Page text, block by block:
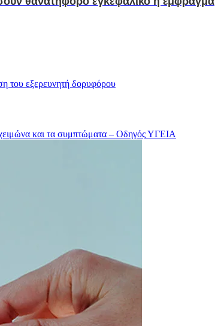
του εξερευνητή δορυφόρου
και τα συμπτώματα – ΟδηγόςΥΓΕΙΑ